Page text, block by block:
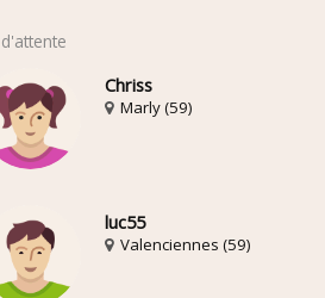
Chriss
Marly (59)
luc55
Valenciennes (59)